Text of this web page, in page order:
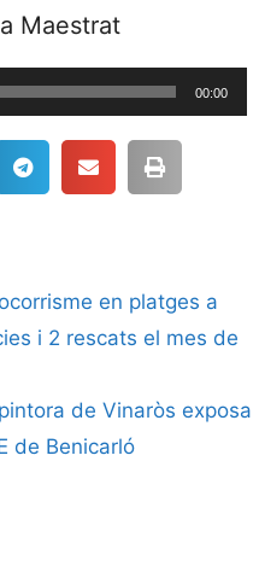
Maestrat
00:00
en platges a
i 2 rescats el mes de
de Vinaròs exposa
de Benicarló